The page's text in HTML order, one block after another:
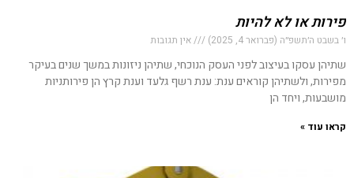
פירות או לא להיות
ו׳ בשבט ה׳תשפ״ה (פברואר 4, 2025) אין תגובות
שתיהן עסקו בעיצוב לפני העסק הנוכחי, שתיהן ניזונות במשך שנים בעיקר
מפירות, ולשתיהן קוראים ענת: ענת רשף גלעד וענת קרץ הן פירותניות
מושבעות, ויחד הן
קראו עוד »